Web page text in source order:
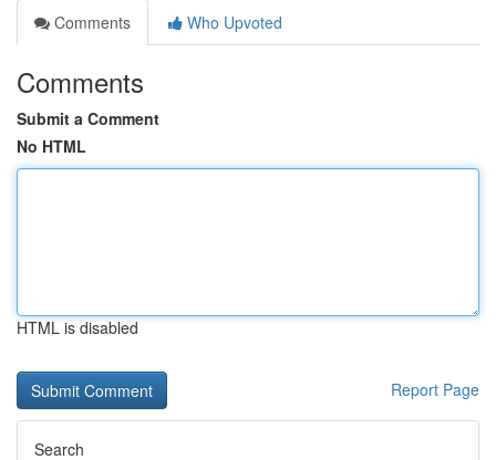
Comments
Who Upvoted
Comments
Submit a Comment
No HTML
HTML is disabled
Report Page
Search